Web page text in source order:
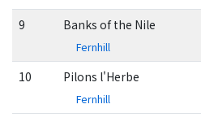
9 Banks of the Nile
Fernhill
10 Pilons l'Herbe
Fernhill